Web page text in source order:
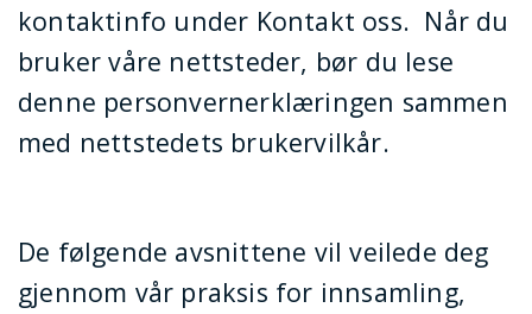
kontaktinfo under Kontakt oss. Når du
bruker våre nettsteder, bør du lese
denne personvernerklæringen sammen
med nettstedets brukervilkår.
De følgende avsnittene vil veilede deg
gjennom vår praksis for innsamling,